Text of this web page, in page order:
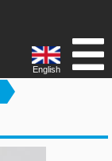
English